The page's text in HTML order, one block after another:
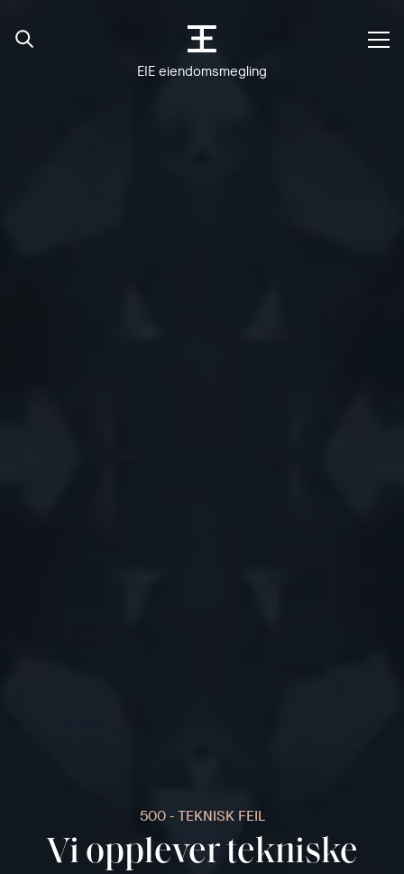
EIE eiendomsmegling
500 - TEKNISK FEIL
Vi opplever tekniske